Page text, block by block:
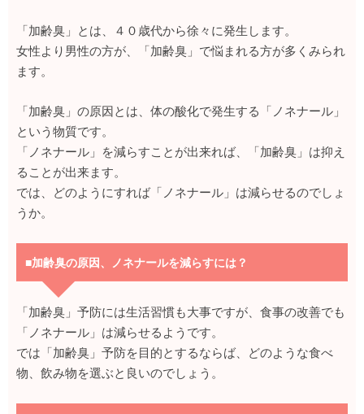
「加齢臭」とは、４０歳代から徐々に発生します。
女性より男性の方が、「加齢臭」で悩まれる方が多くみられ
ます。
「加齢臭」の原因とは、体の酸化で発生する「ノネナール」
という物質です。
「ノネナール」を減らすことが出来れば、「加齢臭」は抑え
ることが出来ます。
では、どのようにすれば「ノネナール」は減らせるのでしょ
うか。
■加齢臭の原因、ノネナールを減らすには？
「加齢臭」予防には生活習慣も大事ですが、食事の改善でも
「ノネナール」は減らせるようです。
では「加齢臭」予防を目的とするならば、どのような食べ
物、飲み物を選ぶと良いのでしょう。